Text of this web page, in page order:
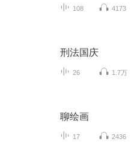
108 4173
刑法国庆
26 1.7万
聊绘画
17 2436